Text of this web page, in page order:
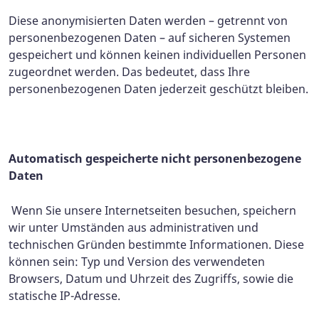
Diese anonymisierten Daten werden – getrennt von
personenbezogenen Daten – auf sicheren Systemen
gespeichert und können keinen individuellen Personen
zugeordnet werden. Das bedeutet, dass Ihre
personenbezogenen Daten jederzeit geschützt bleiben.
Automatisch gespeicherte nicht personenbezogene
Daten
Wenn Sie unsere Internetseiten besuchen, speichern
wir unter Umständen aus administrativen und
technischen Gründen bestimmte Informationen. Diese
können sein: Typ und Version des verwendeten
Browsers, Datum und Uhrzeit des Zugriffs, sowie die
statische IP-Adresse.